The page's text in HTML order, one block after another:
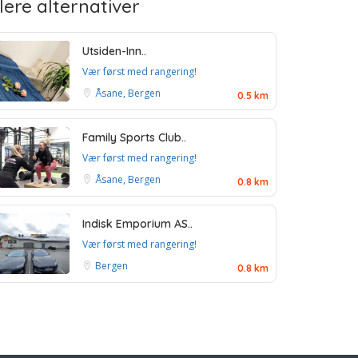
alternativer
Utsiden-Inn..
Vær først med rangering!
Åsane, Bergen
0.5 km
Family Sports Club..
Vær først med rangering!
Åsane, Bergen
0.8 km
Indisk Emporium AS..
Vær først med rangering!
Bergen
0.8 km